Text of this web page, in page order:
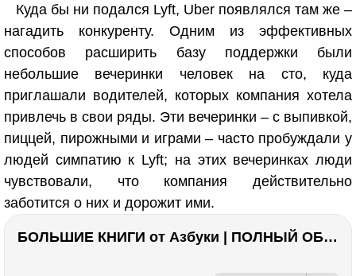
Куда бы ни подался Lyft, Uber появлялся там же –
нагадить конкуренту. Одним из эффективных
способов расширить базу поддержки были
небольшие вечеринки человек на сто, куда
приглашали водителей, которых компания хотела
привлечь в свои ряды. Эти вечеринки – с выпивкой,
пиццей, пирожными и играми – часто пробуждали у
людей симпатию к Lyft; на этих вечеринках люди
чувствовали, что компания действительно
заботится о них и дорожит ими.
БОЛЬШИЕ КНИГИ от Азбуки | ПОЛНЫЙ ОБЗОР | Моя коллекция 20+ книг ??